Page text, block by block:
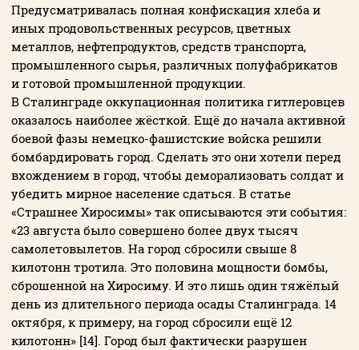
Предусматривалась полная конфискация хлеба и
иных продовольственных ресурсов, цветных
металлов, нефтепродуктов, средств транспорта,
промышленного сырья, различных полуфабрикатов
и готовой промышленной продукции.
В Сталинграде оккупационная политика гитлеровцев
оказалось наиболее жёсткой. Ещё до начала активной
боевой фазы немецко-фашистские войска решили
бомбардировать город. Сделать это они хотели перед
вхождением в город, чтобы деморализовать солдат и
убедить мирное население сдаться. В статье
«Страшнее Хиросимы» так описываются эти события:
«23 августа было совершено более двух тысяч
самолетовылетов. На город сбросили свыше 8
килотонн тротила. Это половина мощности бомбы,
сброшенной на Хиросиму. И это лишь один тяжёлый
день из длительного периода осады Сталинграда. 14
октября, к примеру, на город сбросили ещё 12
килотонн» [14]. Город был фактически разрушен